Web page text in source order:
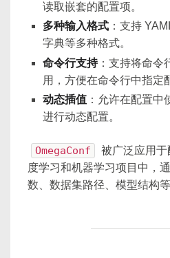
读取嵌套的配置项。
多种输入格式 ：支持
字典等多种格式。
命令行支持：支持将命令
用，方便在命令行中指定
动态插值 ：允许在配置中
进行动态配置。
OmegaConf
被广泛应用
度学习和机器学习项目中，
数、数据集路径、模型结构等